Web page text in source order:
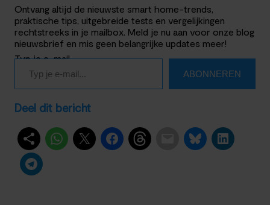
Ontvang altijd de nieuwste smart home-trends,
praktische tips, uitgebreide tests en vergelijkingen
rechtstreeks in je mailbox. Meld je nu aan voor onze blog
nieuwsbrief en mis geen belangrijke updates meer!
Typ je e-mail…
ABONNEREN
Deel dit bericht